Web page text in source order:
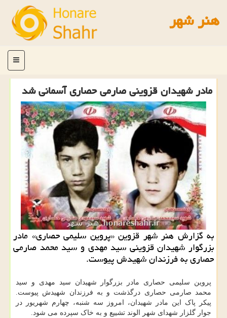
هنر شهر
منو
مادر شهیدان قزوینی صارمی حصاری آسمانی شد
به گزارش هنر شهر قزوین «پروین سلیمی حصاری» مادر
بزرگوار شهیدان قزوینی سید مهدی و سید محمد صارمی
حصاری به فرزندان شهیدش پیوست.
پروین سلیمی حصاری مادر بزرگوار شهیدان سید مهدی و سید
محمد صارمی حصاری درگذشت و به فرزندان شهیدش پیوست.
پیکر پاک این مادر شهیدان، امروز سه شنبه، چهارم شهریور در
جوار گلزار شهدای شهر الوند تشییع و به خاک سپرده می شود.